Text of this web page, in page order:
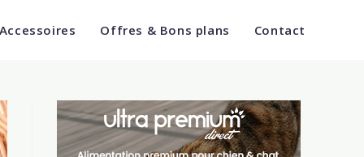
Offres & Bons plans Contact